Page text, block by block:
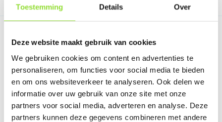
Toestemming Details Over
Deze website maakt gebruik van cookies
We gebruiken cookies om content en advertenties te
personaliseren, om functies voor social media te bieden
en om ons websiteverkeer te analyseren. Ook delen we
informatie over uw gebruik van onze site met onze
partners voor social media, adverteren en analyse. Deze
partners kunnen deze gegevens combineren met andere
Kunststof kozijnen voor
elke wijk in Alphen aan den
Rijn
Of je nu woont in Kerk en Zanen, Ridderveld of het